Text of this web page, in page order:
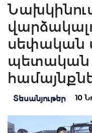
սեփական
պետական
Տեսանյութեր 10